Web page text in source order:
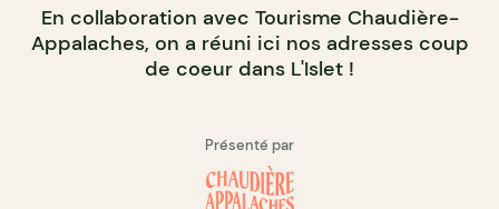
En collaboration avec Tourisme Chaudière-
Appalaches, on a réuni ici nos adresses coup
de coeur dans L'Islet !
Présenté par